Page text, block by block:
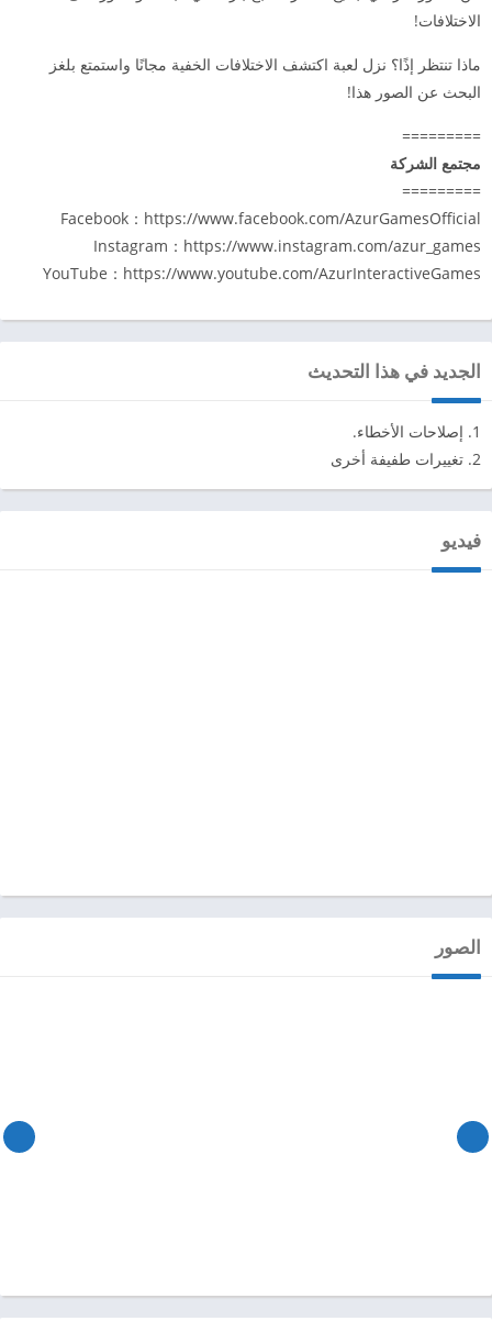
الاختلافات!
ماذا تنتظر إذًا؟ نزل لعبة اكتشف الاختلافات الخفية مجانًا واستمتع بلغز
البحث عن الصور هذا!
=========
مجتمع الشركة
=========
Facebook：https://www.facebook.com/AzurGamesOfficial
Instagram：https://www.instagram.com/azur_games
YouTube：https://www.youtube.com/AzurInteractiveGames
الجديد في هذا التحديث
1. إصلاحات الأخطاء.
2. تغييرات طفيفة أخرى
فيديو
الصور